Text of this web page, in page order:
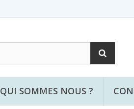
QUI SOMMES NOUS ?